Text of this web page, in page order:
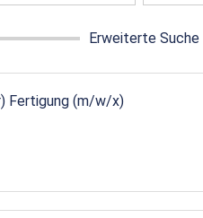
Erweiterte Suche
Fertigung (m/w/x)